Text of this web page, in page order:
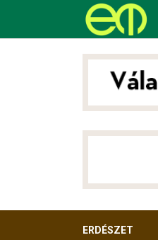
ERDÉSZET